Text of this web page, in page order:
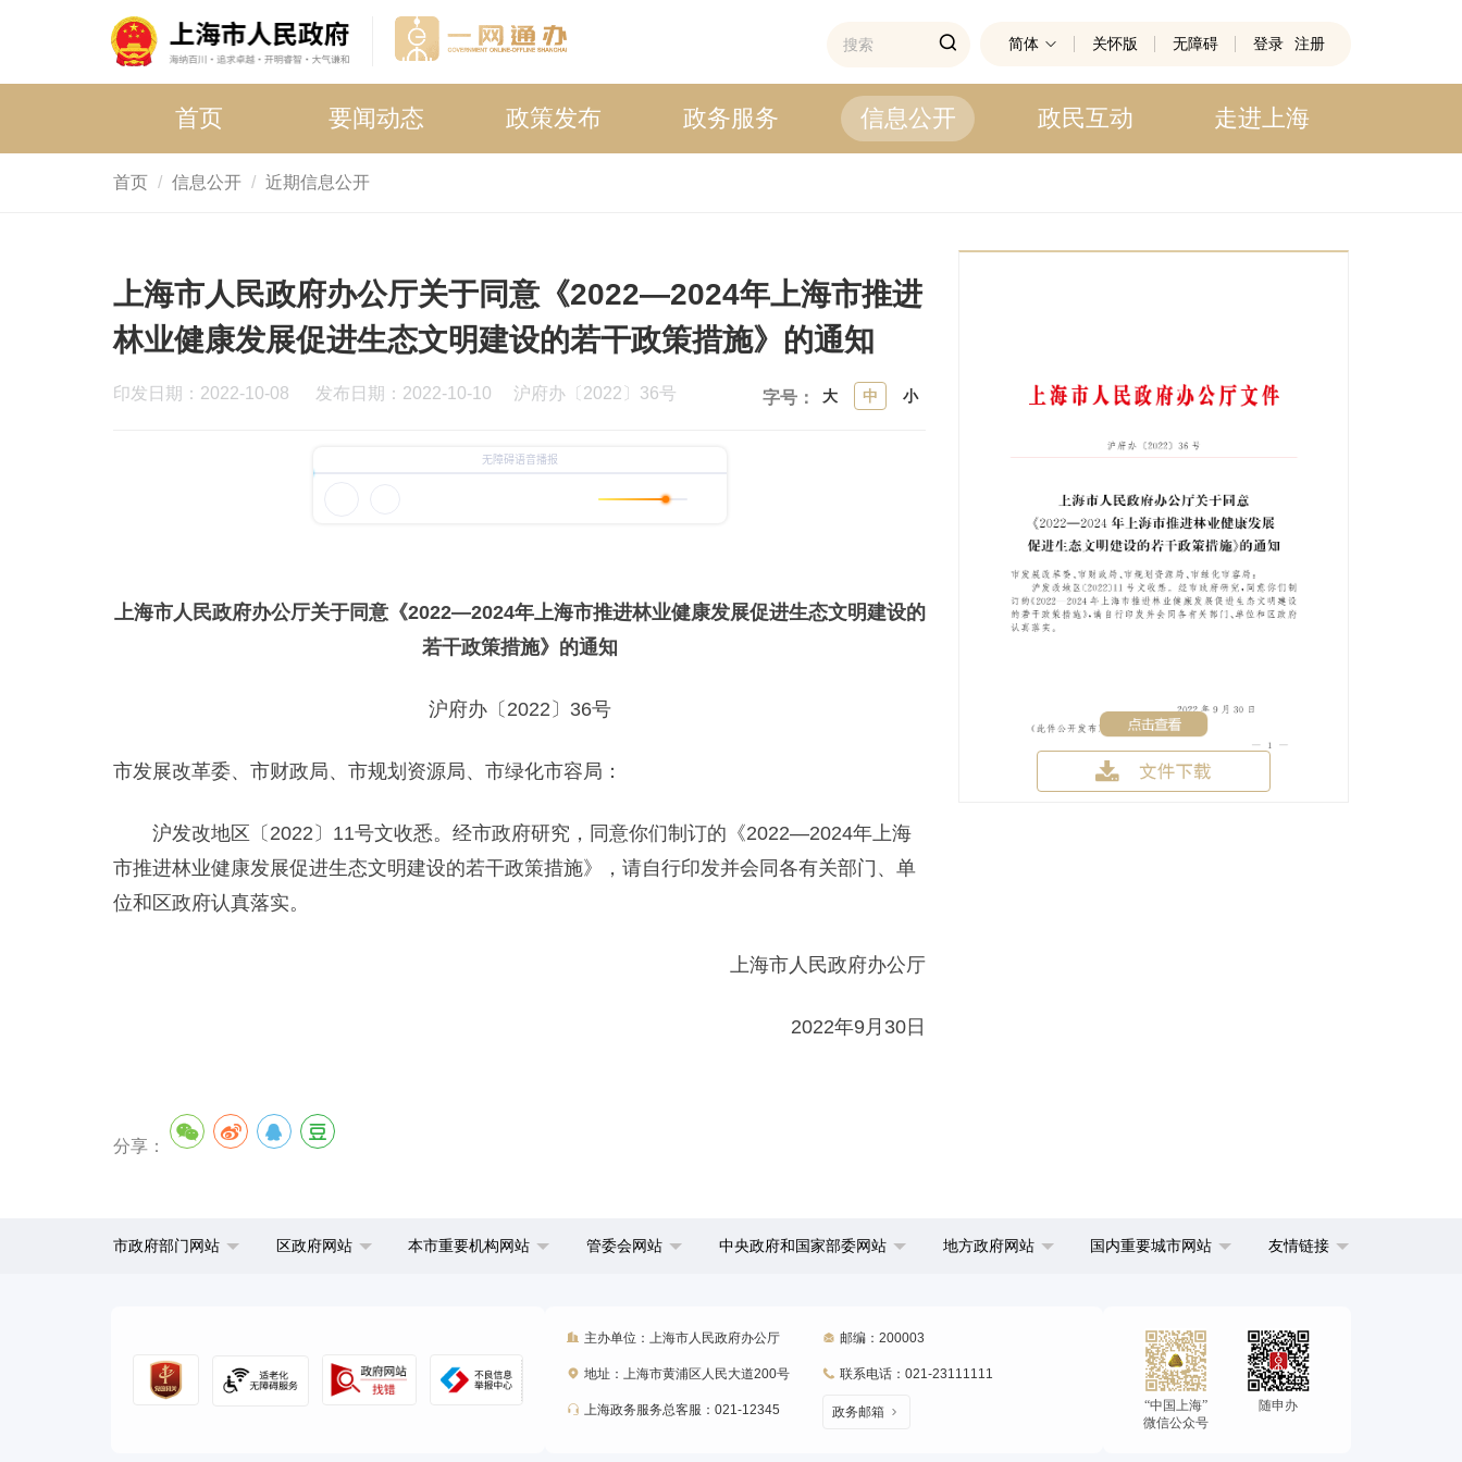
简体 关怀版 无障碍 登录 注册
首页 要闻动态 政策发布 政务服务 信息公开 政民互动 走进上海
首页 信息公开 近期信息公开
上海市人民政府办公厅关于同意《2022—2024年上海市推进
林业健康发展促进生态文明建设的若干政策措施》的通知
印发日期：2022-10-08 发布日期：2022-10-10 沪府办〔2022〕36号 字号： 大 中 小
上海市人民政府办公厅关于同意《2022—2024年上海市推进林业健康发展促进生态文明建设的
若干政策措施》的通知
沪府办〔2022〕36号
市发展改革委、市财政局、市规划资源局、市绿化市容局：
沪发改地区〔2022〕11号文收悉。经市政府研究，同意你们制订的《2022—2024年上海
市推进林业健康发展促进生态文明建设的若干政策措施》，请自行印发并会同各有关部门、单
位和区政府认真落实。
上海市人民政府办公厅
2022年9月30日
分享：
市政府部门网站 区政府网站 本市重要机构网站 管委会网站 中央政府和国家部委网站 地方政府网站 国内重要城市网站 友情链接
主办单位：上海市人民政府办公厅
地址：上海市黄浦区人民大道200号
上海政务服务总客服：021-12345
邮编：200003
联系电话：021-23111111
政务邮箱
“中国上海”
微信公众号
随申办